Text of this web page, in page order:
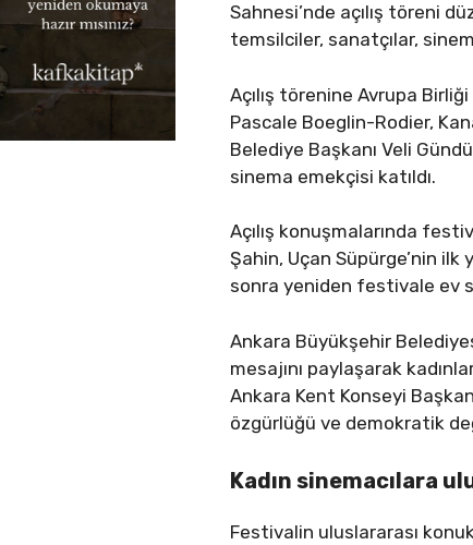
Sahnesi’nde açılış töreni
temsilciler, sanatçılar,
Açılış törenine Avrupa
Pascale Boeglin-Rodier,
Belediye Başkanı Veli
sinema emekçisi katıldı.
Açılış konuşmalarında
Şahin, Uçan Süpürge’nin
sonra yeniden festivale ev
Ankara Büyükşehir
mesajını paylaşarak
Ankara Kent Konseyi
özgürlüğü ve demokratik
Kadın sinemacılara
Festivalin uluslararası